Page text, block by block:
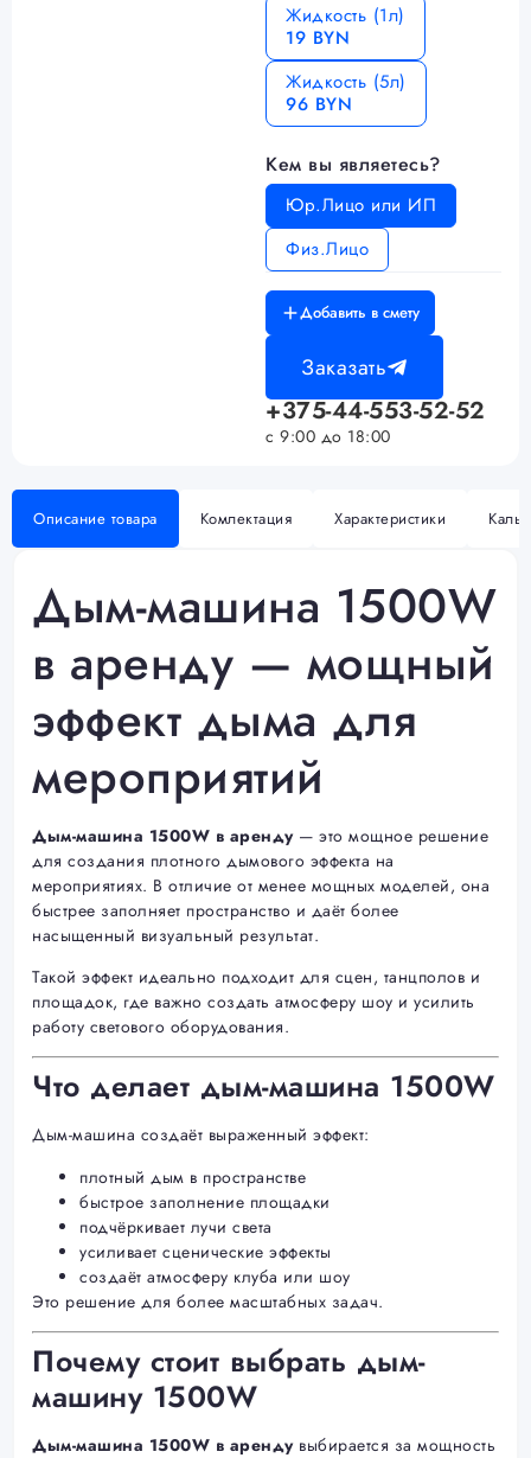
Жидкость (1л)
19 BYN
Жидкость (5л)
96 BYN
Кем вы являетесь?
Юр.Лицо или ИП
Физ.Лицо
Добавить в смету
Заказать
+375-44-553-52-52
с 9:00 до 18:00
Описание товара Комлектация Характеристики
Дым-машина 1500W
в аренду — мощный
эффект дыма для
мероприятий
Дым-машина 1500W в аренду— это мощное решение
для создания плотного дымового эффекта на
мероприятиях. В отличие от менее мощных моделей, она
быстрее заполняет пространство и даёт более
насыщенный визуальный результат.
Такой эффект идеально подходит для сцен, танцполов и
площадок, где важно создать атмосферу шоу и усилить
работу светового оборудования.
Что делает дым-машина 1500W
Дым-машина создаёт выраженный эффект:
плотный дым в пространстве
быстрое заполнение площадки
подчёркивает лучи света
усиливает сценические эффекты
создаёт атмосферу клуба или шоу
Это решение для более масштабных задач.
Почему стоит выбрать дым-
машину 1500W
Дым-машина 1500W в арендувыбирается за мощность